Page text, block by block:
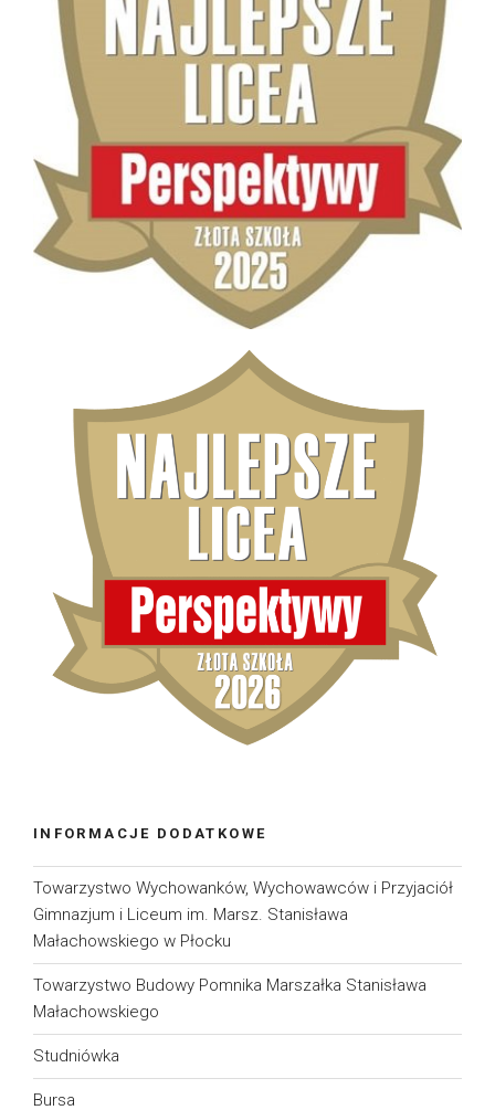
INFORMACJE DODATKOWE
Towarzystwo Wychowanków, Wychowawców i Przyjaciół
Gimnazjum i Liceum im. Marsz. Stanisława
Małachowskiego w Płocku
Towarzystwo Budowy Pomnika Marszałka Stanisława
Małachowskiego
Studniówka
Bursa